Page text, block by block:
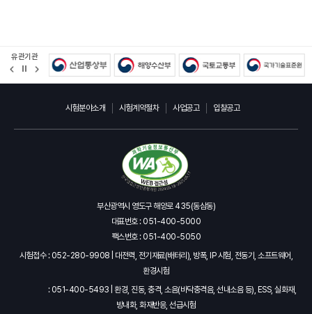
유관기관
정
지
시험분야소개 시험계약절차 사업공고 입찰공고
부산광역시 영도구 해양로 435(동삼동)
대표번호 : 051-400-5000
팩스번호 : 051-400-5050
시험접수 : 052-280-9908 | 대전력, 전기재료(배터리), 방폭, IP 시험, 전동기, 소프트웨어,
환경시험
: 051-400-5493 | 환경, 진동, 충격, 소음(바닥충격음, 선내소음 등), ESS, 실화재,
방내화, 화재반응, 선급시험